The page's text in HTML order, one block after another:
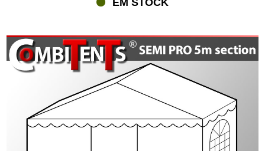
si e aos seus convidados a máxima proteção contra vento e
precisa para tornar a festa um sucesso. Mesas e cadeiras, pisos,
tapetes, iluminação LED, aquecedores, talheres descartáveis e
muito mais.